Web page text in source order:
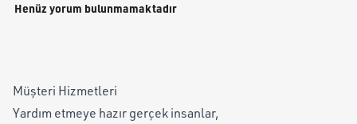
Henüz yorum bulunmamaktadır
Müşteri Hizmetleri
Yardım etmeye hazır gerçek insanlar,